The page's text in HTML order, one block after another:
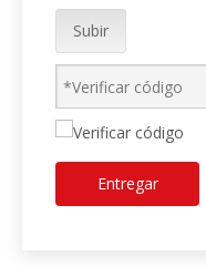
Subir
Entregar